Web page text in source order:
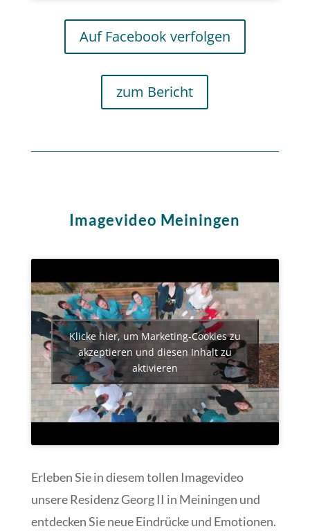
Auf Facebook verfolgen
zum Bericht
Imagevideo Meiningen
Klicke hier, um Marketing-Cookies zu
akzeptieren und diesen Inhalt zu
aktivieren
Erleben Sie in diesem tollen Imagevideo
unsere Residenz Georg II in Meiningen und
entdecken Sie neue Eindrücke und Emotionen.